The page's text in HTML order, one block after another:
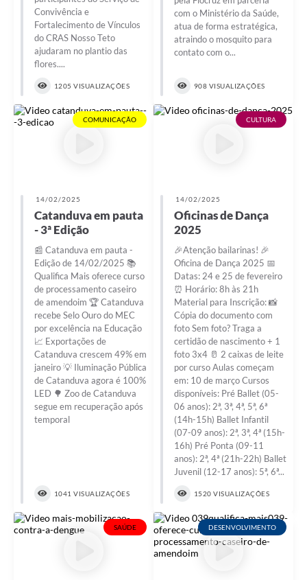
Convivência e
Fortalecimento de Vínculos
do CRAS Nosso Teto
ajudaram no plantio das
flores....
1205 VISUALIZAÇÕES
com o Ministério da Saúde,
atua de forma estratégica,
atraindo o mosquito para
contato com o...
908 VISUALIZAÇÕES
COMUNICAÇÃO
14/02/2025
Catanduva em pauta
- 3ª Edição
📰 Catanduva em pauta -
Edição de 14/02/2025 📚
Qualifica Mais oferece curso
de processamento caseiro
de amendoim 🏆 Catanduva
recebe Selo Ouro do MEC
por excelência na Educação
📈 Exportações de
Catanduva crescem 49% em
janeiro 💡 Iluminação Pública
de Catanduva agora é 100%
LED 🌳 Zoo de Catanduva
segue em recuperação após
temporal
1041 VISUALIZAÇÕES
CULTURA
14/02/2025
Oficinas de Dança
2025
🎉Atenção bailarinas! 🎉
Oficina de Dança 2025 📅
Datas: 24 e 25 de fevereiro
⏰ Horário: 8h às 21h
Material para Inscrição: 📸
Cópia do documento com
foto Sem foto? Traga a
certidão de nascimento + 1
foto 3x4 🥛 2 caixas de leite
por curso Aulas começam
em: 10 de março Cursos
disponíveis: Pré Ballet (05-
06 anos): 2ª, 3ª, 4ª, 5ª, 6ª
(14h-15h) Ballet Infantil
(07-09 anos): 2ª, 3ª, 4ª (15h-
16h) Pré Ponta (09-11
anos): 2ª, 4ª (21h-22h) Ballet
Juvenil (12-17 anos): 5ª, 6ª...
1520 VISUALIZAÇÕES
SAÚDE DESENVOLVIMENTO